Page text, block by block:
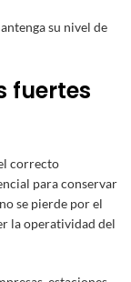
su nivel de
fuertes
correcto
para conservar
se pierde por el
la operatividad del